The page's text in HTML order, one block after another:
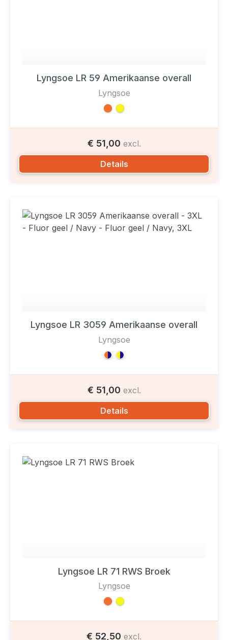
Lyngsoe LR 59 Amerikaanse overall
Lyngsoe
€ 51,00 excl.
Details
Lyngsoe LR 3059 Amerikaanse overall
Lyngsoe
€ 51,00 excl.
Details
Lyngsoe LR 71 RWS Broek
Lyngsoe
€ 52,50 excl.